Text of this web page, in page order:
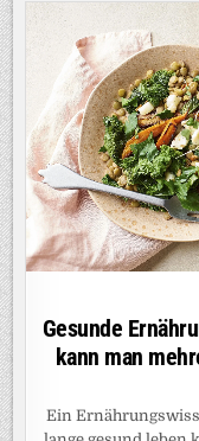
Gesunde
kann man
Ein